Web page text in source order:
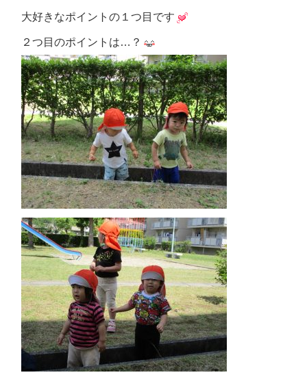
大好きなポイントの１つ目です
２つ目のポイントは…？